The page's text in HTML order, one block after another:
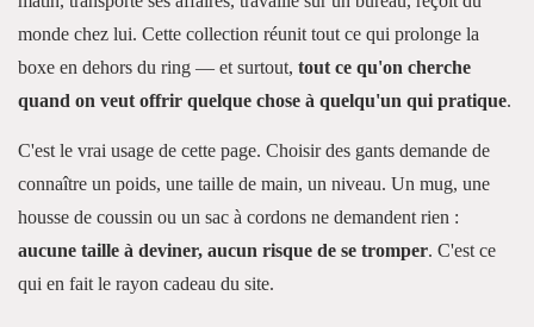
monde chez lui. Cette collection réunit tout ce qui prolonge la
boxe en dehors du ring — et surtout, tout ce qu'on cherche
quand on veut offrir quelque chose à quelqu'un qui pratique.
C'est le vrai usage de cette page. Choisir des gants demande de
connaître un poids, une taille de main, un niveau. Un mug, une
housse de coussin ou un sac à cordons ne demandent rien :
aucune taille à deviner, aucun risque de se tromper. C'est ce
qui en fait le rayon cadeau du site.